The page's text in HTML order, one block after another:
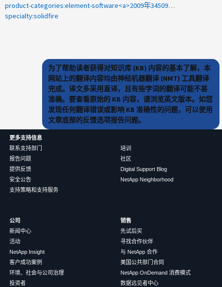
product-categories:element-software<a>2009年345090</a>
specialty:solidfire
为了帮助读者获得对知识库 (KB) 内容的基本了解，本
网站上的翻译内容均由神经机器翻译 (NMT) 工具翻译
完成。译文多采用直译，且有些字词的翻译可能不甚
准确。要查看原始的 KB 内容，请浏览英文版本。如您
发现任何翻译错误或影响 KB 准确性的问题，可以使用
文章底部的反馈选项报告问题。
更多支持信息
联系支持部门
报告问题
提供反馈
安全公告
支持策略和支持服务
培训
社区
Digital Support Blog
NetApp Neighborhood
公司
新闻中心
活动
NetApp Insight
客户成功案例
环境、社会与公司治理
投资者
销售
先试后买
寻找合作伙伴
与 NetApp 合作
美国公共部门合同
NetApp OnDemand 消费模式
数据远见者中心